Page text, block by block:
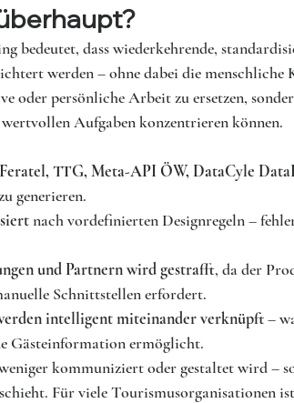
bedeutet, dass wiederkehrende,
werden – ohne dabei die menschliche
oder persönliche Arbeit zu ersetzen,
Aufgaben konzentrieren können.
TTG, Meta-API ÖW, DataCyle
generieren.
nach vordefinierten Designregeln –
und Partnern wird gestrafft, da der
Schnittstellen erfordert.
intelligent miteinander verknüpft –
Gästeinformation ermöglicht.
kommuniziert oder gestaltet wird –
Für viele Tourismusorganisationen